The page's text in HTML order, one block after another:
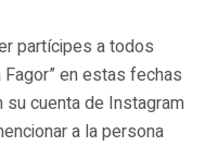
partícipes a todos
en estas fechas
su cuenta de Instagram
a la persona